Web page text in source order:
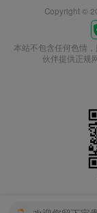
Copyright ©
本站不包含任何色情
伙伴提供正规